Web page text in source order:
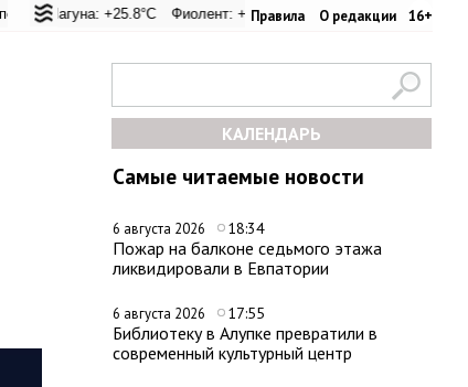
Правила О редакции 16+
+25.8°C Фиолент: +26.1°C Казачья бухта: +26.2°C
Евпатория: +32°C Керчь: +33.1°C Никитский сад: +28.4°C
КАЛЕНДАРЬ
Самые читаемые новости
6 августа 2026 18:34
Пожар на балконе седьмого этажа
ликвидировали в Евпатории
6 августа 2026 17:55
Библиотеку в Алупке превратили в
современный культурный центр